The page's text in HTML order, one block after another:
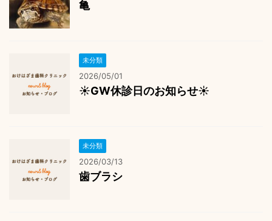
亀
未分類
2026/05/01
☀️GW休診日のお知らせ☀️
未分類
2026/03/13
歯ブラシ